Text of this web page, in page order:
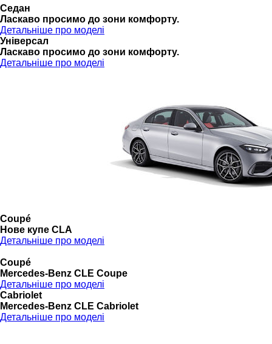
Седан
Ласкаво просимо до зони комфорту.
Детальніше про моделі
Універсал
Ласкаво просимо до зони комфорту.
Детальніше про моделі
Coupé
Нове купе CLA
Детальніше про моделі
Coupé
Mercedes-Benz CLE Coupe
Детальніше про моделі
Cabriolet
Mercedes-Benz CLE Cabriolet
Детальніше про моделі